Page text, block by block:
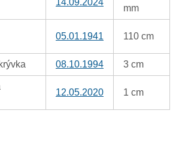
14.09.2024
mm
05.01.1941 110 cm
08.10.1994 3 cm
12.05.2020 1 cm